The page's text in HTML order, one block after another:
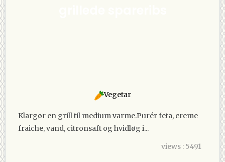
Vegetar
Klargør en grill til medium varme.Purér feta, creme
fraiche, vand, citronsaft og hvidløg i...
views : 5491